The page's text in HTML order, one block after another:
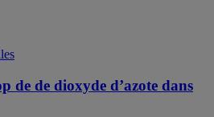
de de dioxyde d’azote dans